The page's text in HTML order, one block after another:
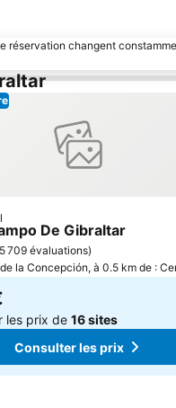
réservation changent
à mes favoris
De Gibraltar
709 évaluations)
la Concepción, à 0.5 km de :
les prix de 16 sites
Consulter les prix